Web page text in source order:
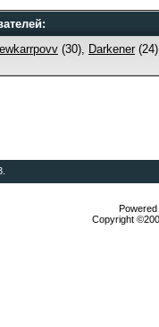
(30), Darkener
Copyright